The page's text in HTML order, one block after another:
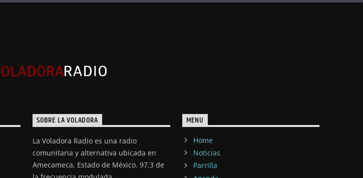
SOBRE LA VOLADORA
La Voladora Radio es una radio
comunitaria y alternativa ubicada en
Amecameca, Estado de México. 97.3 de
MENU
Home
Noticias
Parrilla